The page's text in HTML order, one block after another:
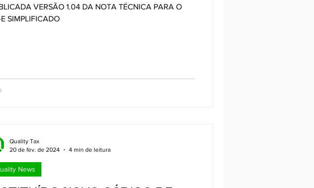
VERSÃO 1.04 DA NOTA TÉCNICA PARA O
SIMPLIFICADO
News
Quality Tax
20 de fev. de 2024
4 min de leitura